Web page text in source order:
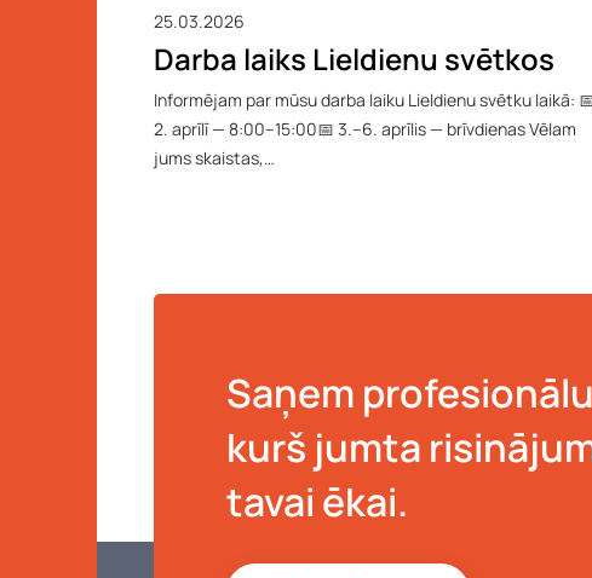
25.03.2026
Darba laiks Lieldienu svētkos
Informējam par mūsu darba laiku Lieldienu svētku laikā:
2. aprīlī — 8:00–15:00📅 3.–6. aprīlis — brīvdienas Vēlam
jums skaistas,…
Saņem
kurš jumta
tavai ēkai.